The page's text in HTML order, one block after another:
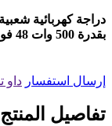
دراجة كهربائية
بقدرة 500 وات 48 فولت،
إرسال استفسار داو
تفاصيل المنتج